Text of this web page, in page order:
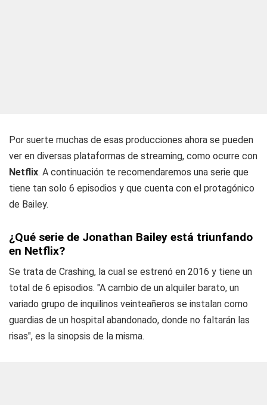
Por suerte muchas de esas producciones ahora se pueden
ver en diversas plataformas de streaming, como ocurre con
Netflix. A continuación te recomendaremos una serie que
tiene tan solo 6 episodios y que cuenta con el protagónico
de Bailey.
¿Qué serie de Jonathan Bailey está triunfando
en Netflix?
Se trata de Crashing, la cual se estrenó en 2016 y tiene un
total de 6 episodios. "A cambio de un alquiler barato, un
variado grupo de inquilinos veinteañeros se instalan como
guardias de un hospital abandonado, donde no faltarán las
risas", es la sinopsis de la misma.